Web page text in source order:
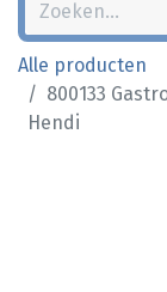
Alle producten
800133
Hendi